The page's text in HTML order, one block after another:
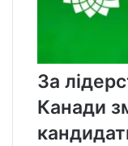
За
Канади